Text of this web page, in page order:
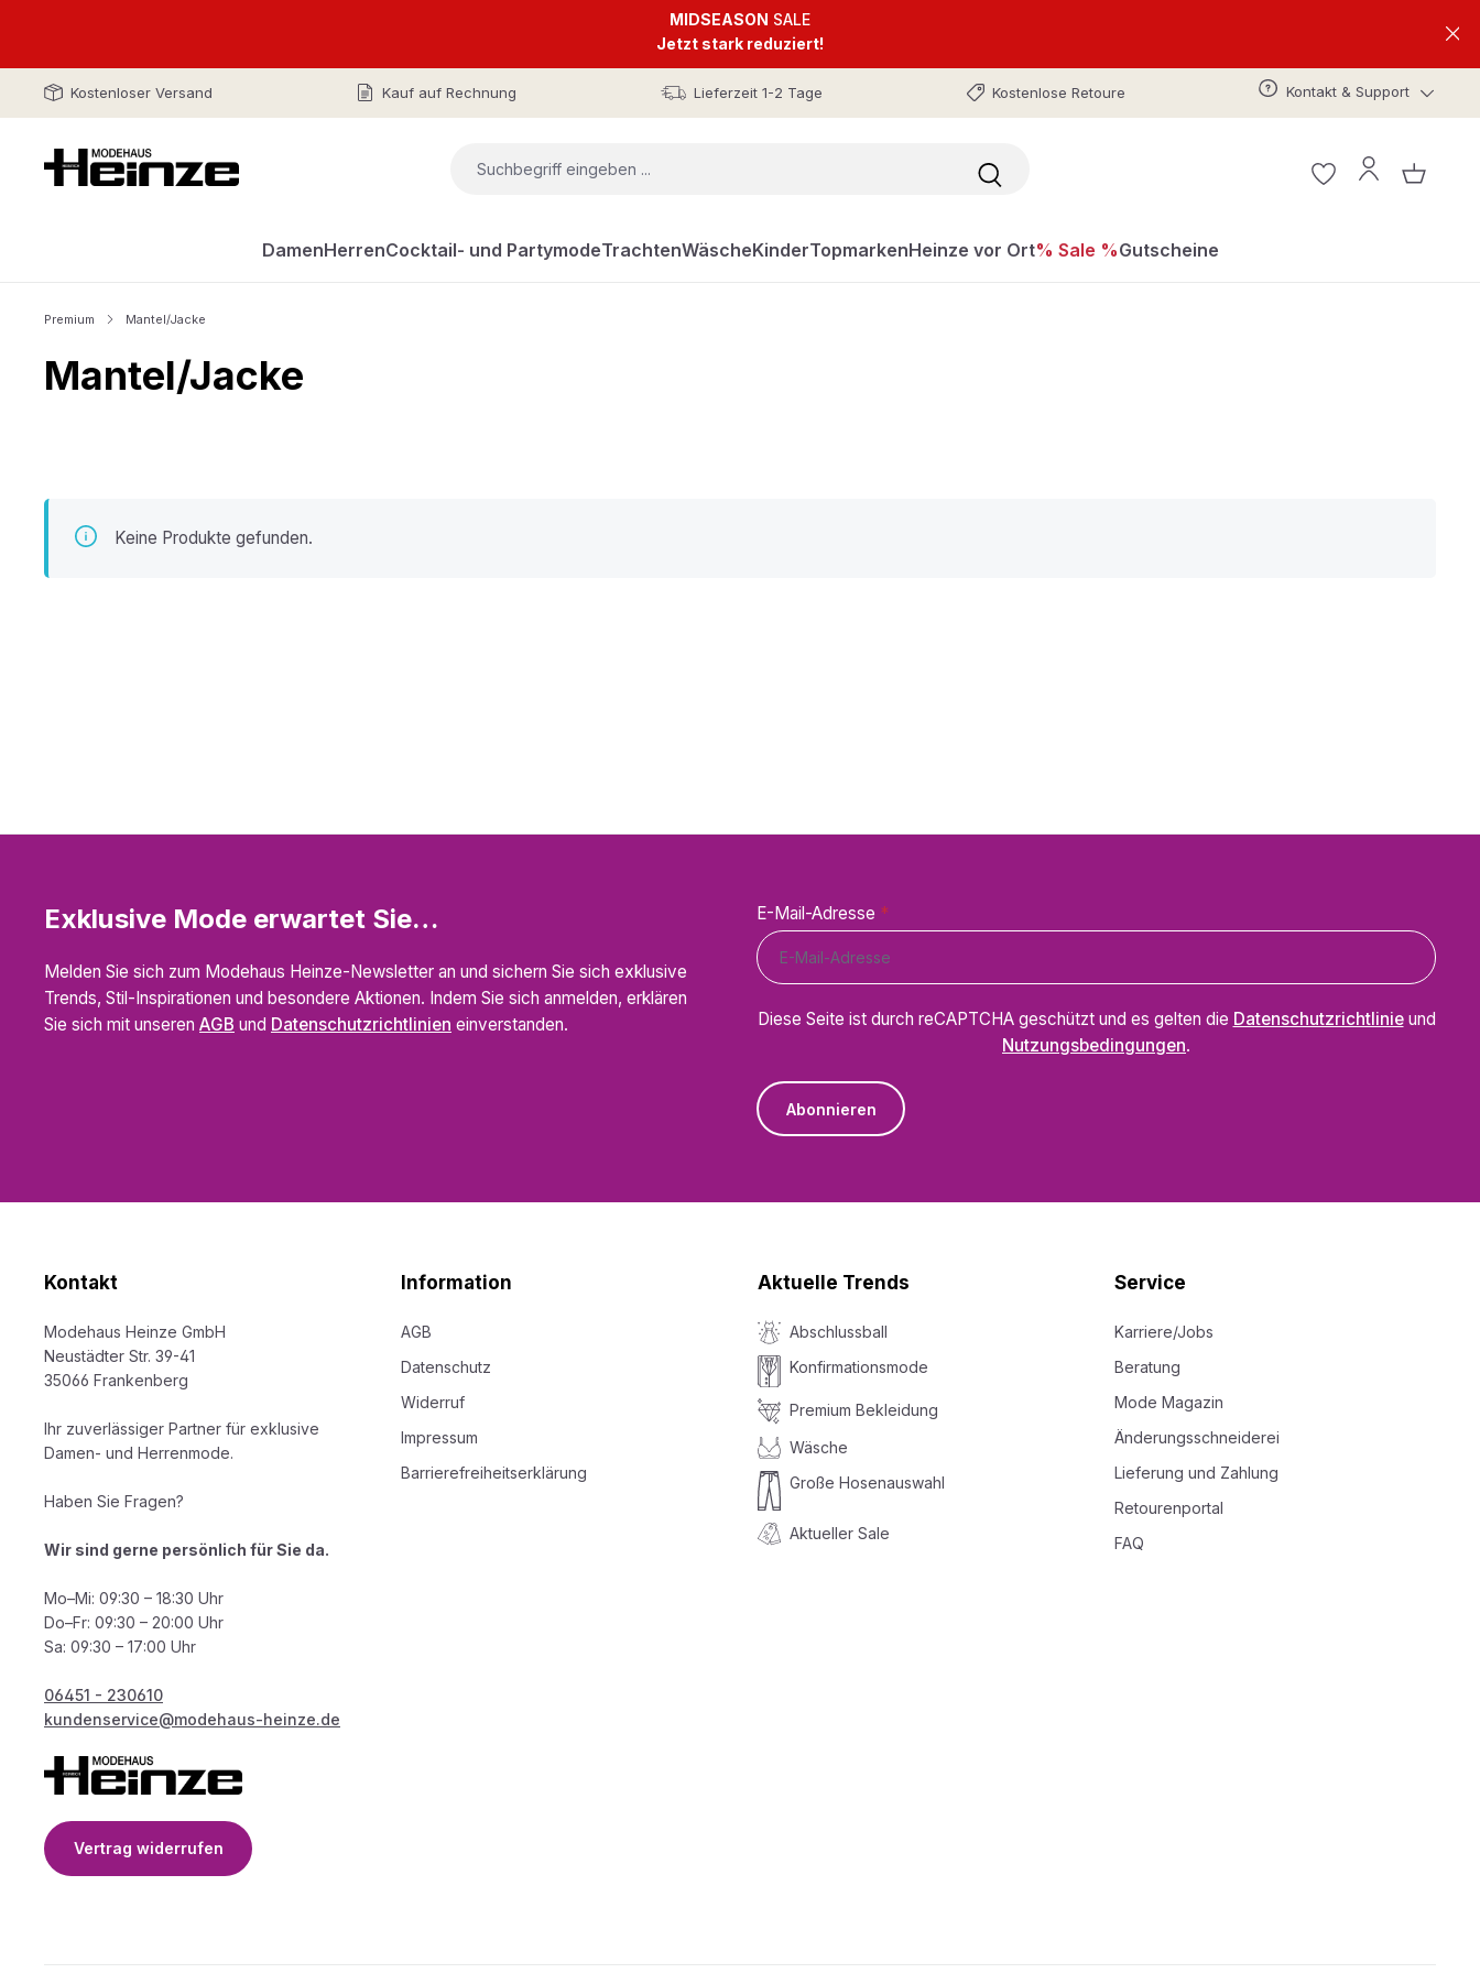
MIDSEASON SALE
Jetzt stark reduziert!
Kostenloser Versand Kauf auf Rechnung Lieferzeit 1-2 Tage Kostenlose Retoure Kontakt & Support
DamenHerrenCocktail- und PartymodeTrachtenWäscheKinderTopmarkenHeinze vor Ort% Sale %Gutscheine
Premium Mantel/Jacke
Mantel/Jacke
Keine Produkte gefunden.
Exklusive Mode erwartet Sie…
Melden Sie sich zum Modehaus Heinze-Newsletter an und sichern Sie sich exklusive
Trends, Stil-Inspirationen und besondere Aktionen. Indem Sie sich anmelden, erklären
Sie sich mit unseren AGB und Datenschutzrichtlinien einverstanden.
E-Mail-Adresse *
Diese Seite ist durch reCAPTCHA geschützt und es gelten die Datenschutzrichtlinieund
Nutzungsbedingungen.
Abonnieren
Kontakt
Modehaus Heinze GmbH
Neustädter Str. 39-41
35066 Frankenberg
Ihr zuverlässiger Partner für exklusive
Damen- und Herrenmode.
Haben Sie Fragen?
Wir sind gerne persönlich für Sie da.
Mo–Mi: 09:30 – 18:30 Uhr
Do–Fr: 09:30 – 20:00 Uhr
Sa: 09:30 – 17:00 Uhr
06451 - 230610
kundenservice@modehaus-heinze.de
Vertrag widerrufen
Information
AGB
Datenschutz
Widerruf
Impressum
Barrierefreiheitserklärung
Aktuelle Trends
Abschlussball
Konfirmationsmode
Premium Bekleidung
Wäsche
Große Hosenauswahl
Aktueller Sale
Service
Karriere/Jobs
Beratung
Mode Magazin
Änderungsschneiderei
Lieferung und Zahlung
Retourenportal
FAQ